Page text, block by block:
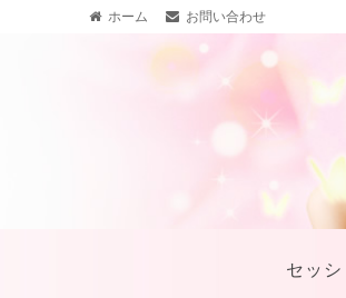
ホーム お問い合わせ
セッシ